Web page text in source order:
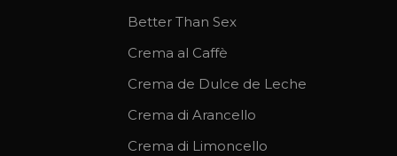
Better Than Sex
Crema al Caffè
Crema de Dulce de Leche
Crema di Arancello
Crema di Limoncello